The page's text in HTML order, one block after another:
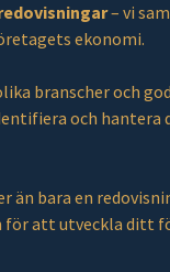
– vi
ekonomi.
branscher och
och
än bara en
för att utveckla ditt